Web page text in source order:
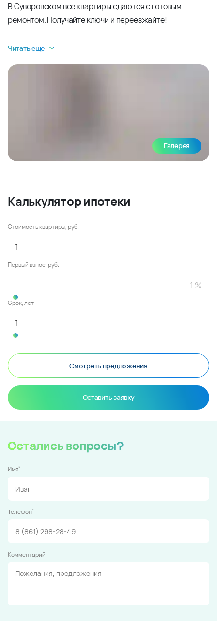
В Суворовском все квартиры сдаются с готовым
ремонтом. Получайте ключи и переезжайте!
Читать еще
Галерея
Калькулятор ипотеки
Стоимость квартиры, руб.
Первый взнос, руб.
Срок, лет
Смотреть предложения
Оставить заявку
Остались вопросы?
Имя*
Телефон*
Комментарий